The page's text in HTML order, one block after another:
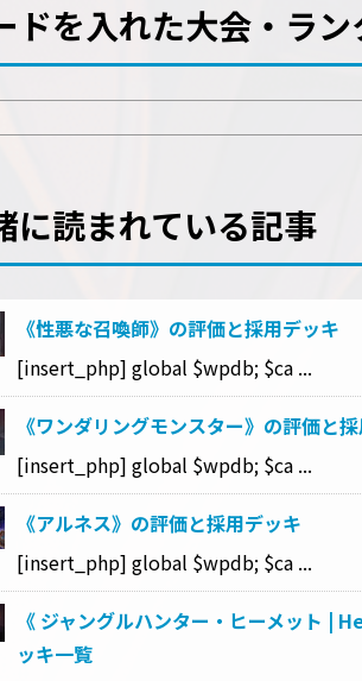
ドを入れた大会・ラ
に読まれている記事
《性悪な召喚師》の評価と採用デッキ
[insert_php] global $wpdb; $ca ...
《ワンダリングモンスター》の評価と
[insert_php] global $wpdb; $ca ...
《アルネス》の評価と採用デッキ
[insert_php] global $wpdb; $ca ...
《 ジャングルハンター・ヒーメット
ッキ一覧